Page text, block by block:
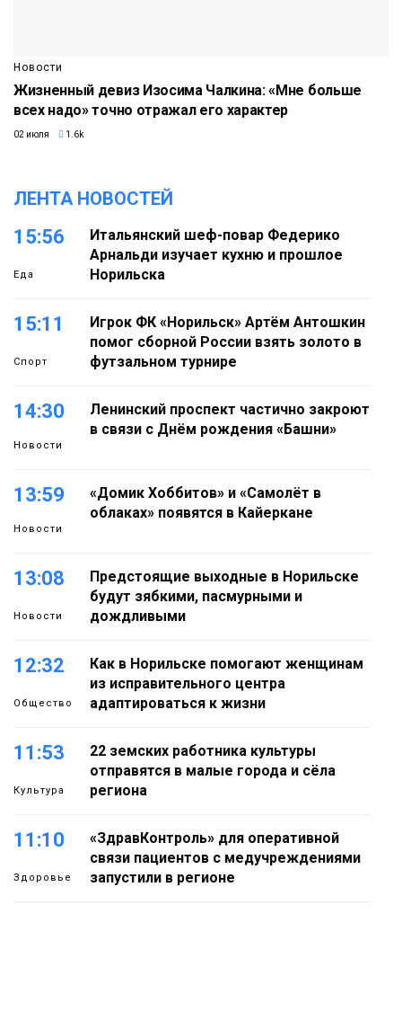
Новости
Жизненный девиз Изосима Чалкина: «Мне больше
всех надо» точно отражал его характер
02 июля 1.6k
ЛЕНТА НОВОСТЕЙ
15:56
Еда
Итальянский шеф-повар Федерико
Арнальди изучает кухню и прошлое
Норильска
15:11
Спорт
Игрок ФК «Норильск» Артём Антошкин
помог сборной России взять золото в
футзальном турнире
14:30
Новости
Ленинский проспект частично закроют
в связи с Днём рождения «Башни»
13:59
Новости
«Домик Хоббитов» и «Самолёт в
облаках» появятся в Кайеркане
13:08
Новости
Предстоящие выходные в Норильске
будут зябкими, пасмурными и
дождливыми
12:32
Общество
Как в Норильске помогают женщинам
из исправительного центра
адаптироваться к жизни
11:53
Культура
22 земских работника культуры
отправятся в малые города и сёла
региона
11:10
Здоровье
«ЗдравКонтроль» для оперативной
связи пациентов с медучреждениями
запустили в регионе